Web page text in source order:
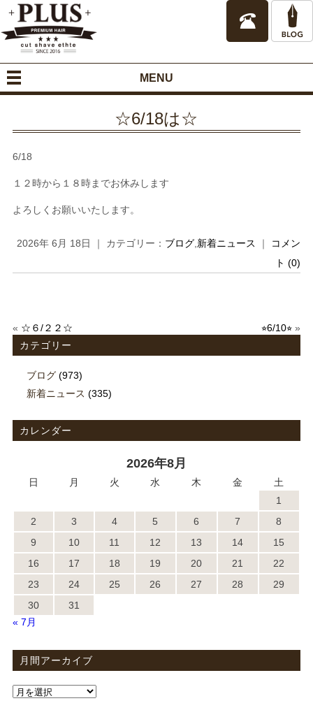
MENU
☆6/18は☆
6/18
１２時から１８時までお休みします
よろしくお願いいたします。
2026年 6月 18日 ｜ カテゴリー： ブログ 新着ニュース ｜ コメン
ト (0)
« ☆６/２２☆ ⭐︎6/10⭐︎ »
カテゴリー
ブログ(973)
新着ニュース (335)
カレンダー
2026年8月
日 月 火 水 木 金
土
1
2
3 4 5 6 7
8
9
10 11 12 13 14
15
16
17 18 19 20 21
22
23
24 25 26 27 28
29
30
31
« 7月
月間アーカイブ